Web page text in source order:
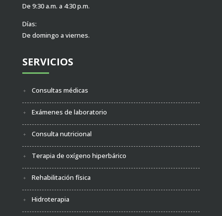
De 9:30 a.m. a 4:30 p.m.
Días:
De domingo a viernes.
SERVICIOS
Consultas médicas
Exámenes de laboratorio
Consulta nutricional
Terapia de oxígeno hiperbárico
Rehabilitación física
Hidroterapia